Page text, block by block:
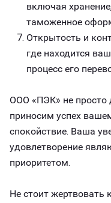
включая
таможенное
Открытость и
где находится
процесс его
ООО «ПЭК» не просто
приносим успех
спокойствие. Ваша
удовлетворение
приоритетом.
Не стоит жертвовать